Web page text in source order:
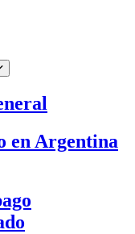
en Argentina